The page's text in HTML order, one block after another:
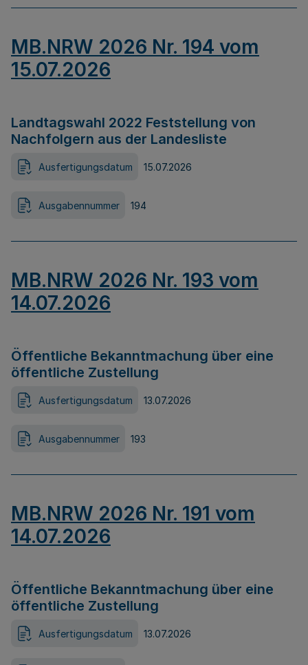
MB.NRW 2026 Nr. 194 vom
15.07.2026
Landtagswahl 2022 Feststellung von
Nachfolgern aus der Landesliste
Ausfertigungsdatum 15.07.2026
Ausgabennummer 194
MB.NRW 2026 Nr. 193 vom
14.07.2026
Öffentliche Bekanntmachung über eine
öffentliche Zustellung
Ausfertigungsdatum 13.07.2026
Ausgabennummer 193
MB.NRW 2026 Nr. 191 vom
14.07.2026
Öffentliche Bekanntmachung über eine
öffentliche Zustellung
Ausfertigungsdatum 13.07.2026